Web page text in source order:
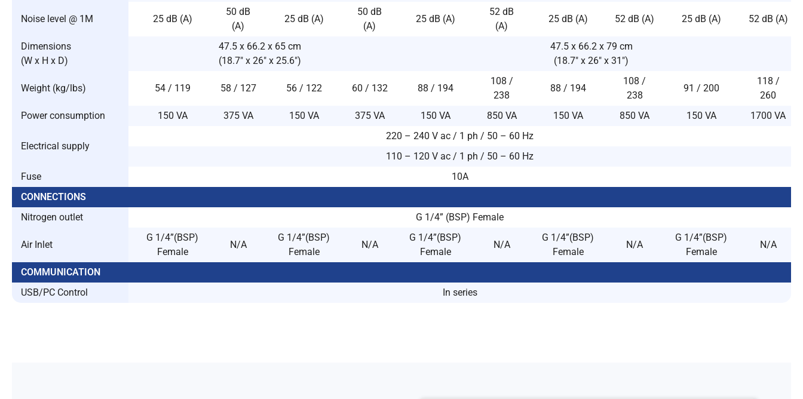
Noise level @ 1M 25 dB (A)
50 dB
(A)
25 dB (A)
50 dB
(A)
25 dB (A)
52 dB
(A)
25 dB (A) 52 dB (A) 25 dB (A) 52 dB (A)
Dimensions
(W x H x D)
47.5 x 66.2 x 65 cm
(18.7″ x 26″ x 25.6″)
47.5 x 66.2 x 79 cm
(18.7″ x 26″ x 31″)
Weight (kg/lbs) 54 / 119 58 / 127 56 / 122 60 / 132 88 / 194
108 /
238
88 / 194
108 /
238
91 / 200
118 /
260
Power consumption
150 VA 375 VA 150 VA 375 VA 150 VA 850 VA 150 VA 850 VA 150 VA 1700 VA
Electrical supply
220 – 240 V ac / 1 ph / 50 – 60 Hz
110 – 120 V ac / 1 ph / 50 – 60 Hz
Fuse
10A
CONNECTIONS
Nitrogen outlet
G 1/4” (BSP) Female
Air Inlet
G 1/4”(BSP)
Female
N/A
G 1/4”(BSP)
Female
N/A
G 1/4”(BSP)
Female
N/A
G 1/4”(BSP)
Female
N/A
G 1/4”(BSP)
Female
N/A
COMMUNICATION
USB/PC Control
In series